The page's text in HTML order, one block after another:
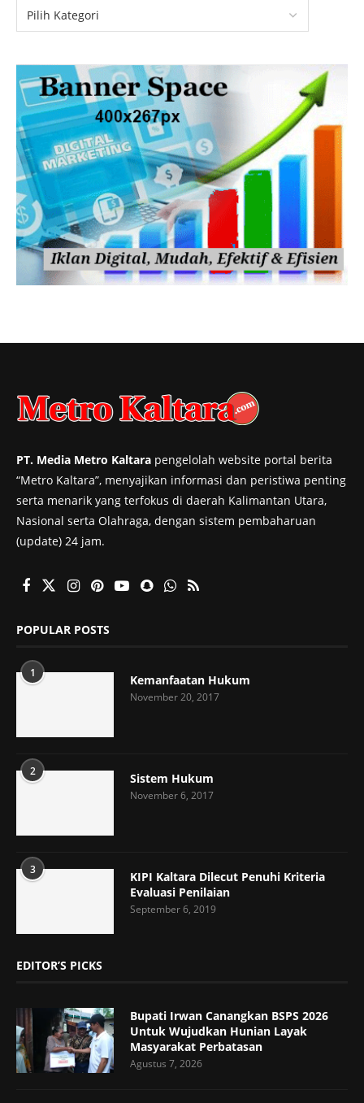
PT. Media Metro Kaltara pengelolah website portal berita
“Metro Kaltara”, menyajikan informasi dan peristiwa penting
serta menarik yang terfokus di daerah Kalimantan Utara,
Nasional serta Olahraga, dengan sistem pembaharuan
(update) 24 jam.
POPULAR POSTS
1 Kemanfaatan Hukum
November 20, 2017
2 Sistem Hukum
November 6, 2017
3
KIPI Kaltara Dilecut Penuhi Kriteria
Evaluasi Penilaian
September 6, 2019
EDITOR’S PICKS
Bupati Irwan Canangkan BSPS 2026
Untuk Wujudkan Hunian Layak
Masyarakat Perbatasan
Agustus 7, 2026